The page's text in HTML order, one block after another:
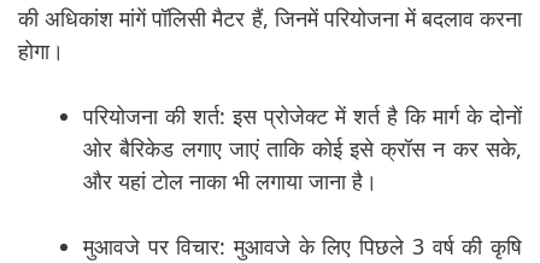
की अधिकांश मांगें पॉलिसी मैटर हैं, जिनमें परियोजना में बदलाव करना
होगा।
परियोजना की शर्त: इस प्रोजेक्ट में शर्त है कि मार्ग के दोनों
ओर बैरिकेड लगाए जाएं ताकि कोई इसे क्रॉस न कर सके,
और यहां टोल नाका भी लगाया जाना है।
मुआवजे पर विचार: मुआवजे के लिए पिछले 3 वर्ष की कृषि